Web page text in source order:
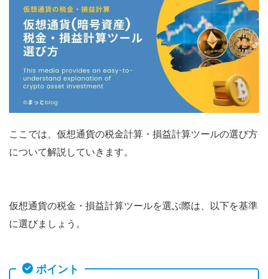
ここでは、仮想通貨の税金計算・損益計算ツールの選び方
について解説していきます。
仮想通貨の税金・損益計算ツールを選ぶ際は、以下を基準
に選びましょう。
ポイント